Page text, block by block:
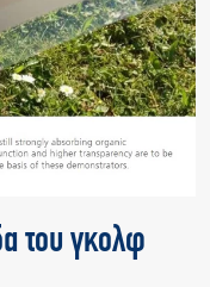
του γκολφ